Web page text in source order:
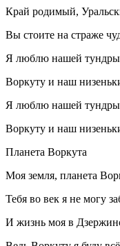
Край родимый,
Вы стоите на страже
Я люблю нашей тундры
Воркуту и наш
Я люблю нашей тундры
Воркуту и наш
Планета Воркута
Моя земля, планета
Тебя во век я не могу
И жизнь моя в